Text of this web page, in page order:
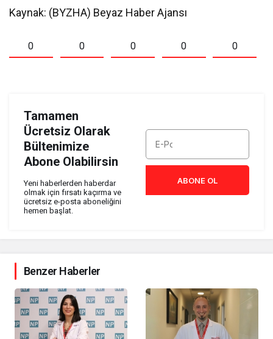
Kaynak: (BYZHA) Beyaz Haber Ajansı
0 0 0 0 0
Tamamen
Ücretsiz Olarak
Bültenimize
Abone Olabilirsin
Yeni haberlerden haberdar
olmak için fırsatı kaçırma ve
ücretsiz e-posta aboneliğini
hemen başlat.
ABONE OL
Benzer Haberler